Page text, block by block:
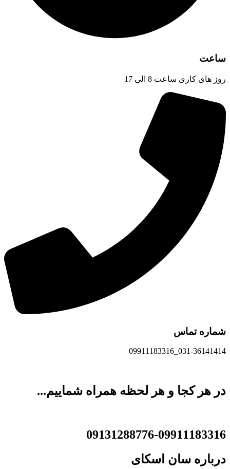
ساعت
روز های کاری ساعت 8 الی 17
شماره تماس
031-36141414_09911183316
در هر کجا و هر لحظه همراه شماییم...
09131288776-09911183316
درباره سان اسکای